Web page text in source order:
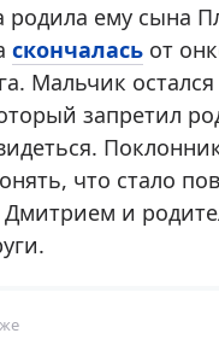
ему сына
скончалась от
Мальчик
запретил
что стало
и